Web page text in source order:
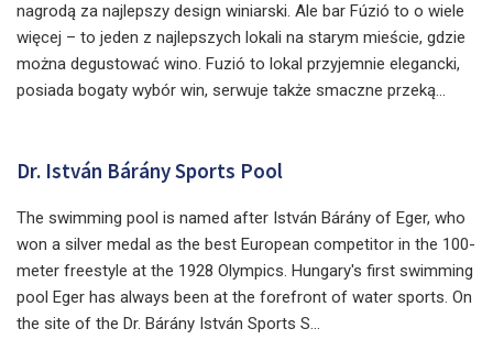
nagrodą za najlepszy design winiarski. Ale bar Fúzió to o wiele
więcej – to jeden z najlepszych lokali na starym mieście, gdzie
można degustować wino. Fuzió to lokal przyjemnie elegancki,
posiada bogaty wybór win, serwuje także smaczne przeką...
Dr. István Bárány Sports Pool
The swimming pool is named after István Bárány of Eger, who
won a silver medal as the best European competitor in the 100-
meter freestyle at the 1928 Olympics. Hungary's first swimming
pool Eger has always been at the forefront of water sports. On
the site of the Dr. Bárány István Sports S...